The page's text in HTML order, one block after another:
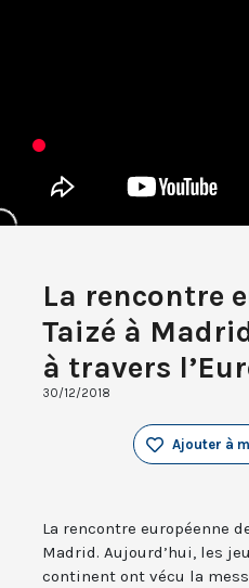
La rencontre
Taizé à
à travers
30/12/2018
Ajouter à
La rencontre européenne
Madrid. Aujourd’hui, les
continent ont vécu la